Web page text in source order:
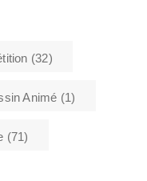
(32)
Animé (1)
(71)